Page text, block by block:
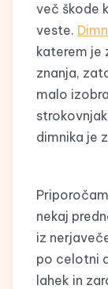
več škode
veste.
katerem je
znanja,
malo
dimnika je
nekaj
iz
po celotni
lahek in